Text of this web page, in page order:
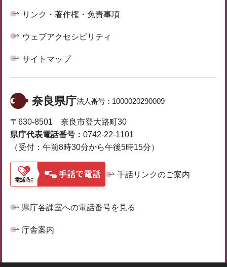
リンク・著作権・免責事項
ウェブアクセシビリティ
サイトマップ
奈良県庁法人番号： 1000020290009
〒630-8501 奈良市登大路町30
県庁代表電話番号： 0742-22-1101
（受付：午前8時30分から午後5時15分）
手話リンクのご案内
県庁各課室への電話番号を見る
庁舎案内